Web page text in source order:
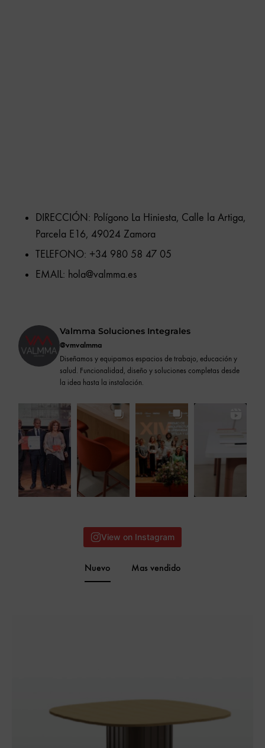
DIRECCIÓN: Polígono La Hiniesta, Calle la Artiga,
Parcela E16, 49024 Zamora
TELEFONO: +34 980 58 47 05
EMAIL: hola@valmma.es
Valmma Soluciones Integrales
@vmvalmma
Diseñamos y equipamos espacios de trabajo, educación y
salud. Funcionalidad, diseño y soluciones completas desde
la idea hasta la instalación.
View on Instagram
Nuevo Mas vendido